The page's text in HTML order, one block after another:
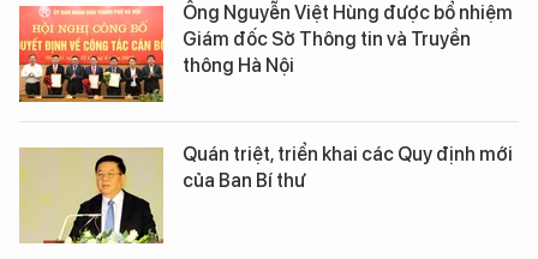
Ông Nguyễn Việt Hùng được bổ nhiệm
Giám đốc Sở Thông tin và Truyền
thông Hà Nội
Quán triệt, triển khai các Quy định mới
của Ban Bí thư